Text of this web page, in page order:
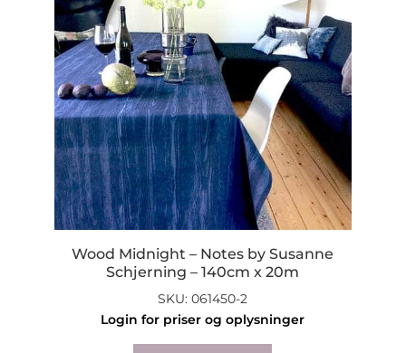
Wood Midnight – Notes by Susanne
Schjerning – 140cm x 20m
SKU: 061450-2
Login for priser og oplysninger